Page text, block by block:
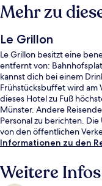
Mehr zu
Le Grillon
Le Grillon besitzt eine
entfernt von:
kannst dich bei einem
Frühstücksbuffet wird
dieses Hotel zu Fuß
Münster. Andere
Personal zu berichten.
von den öffentlichen
Minuten
Informationen zu den
Weitere